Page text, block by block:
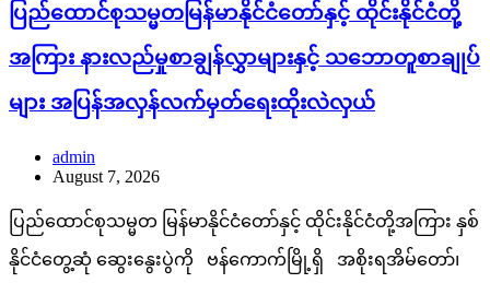
ပြည်ထောင်စုသမ္မတမြန်မာနိုင်ငံတော်နှင့် ထိုင်းနိုင်ငံတို့
အကြား နားလည်မှုစာချွန်လွှာများနှင့် သဘောတူစာချုပ်
များ အပြန်အလှန်လက်မှတ်ရေးထိုးလဲလှယ်
admin
August 7, 2026
ပြည်ထောင်စုသမ္မတ မြန်မာနိုင်ငံတော်နှင့် ထိုင်းနိုင်ငံတို့အကြား နှစ်
နိုင်ငံတွေ့ဆုံ ဆွေးနွေးပွဲကို ဗန်ကောက်မြို့ရှိ အစိုးရအိမ်တော်၊